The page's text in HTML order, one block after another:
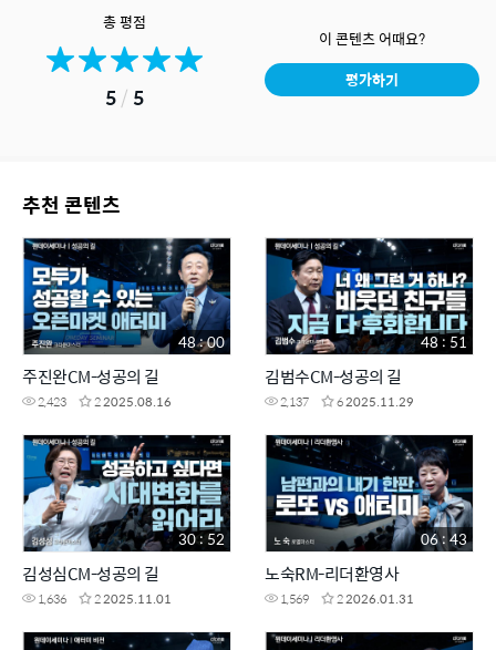
총 평점
5/ 5
이 콘텐츠 어때요?
평가하기
추천 콘텐츠
주진완CM-성공의 길
2,423 22025.08.16
48 : 00
김범수CM-성공의 길
2,137 62025.11.29
48 : 51
김성심CM-성공의 길
1,636 22025.11.01
30 : 52
노숙RM-리더환영사
1,569 22026.01.31
06 : 43